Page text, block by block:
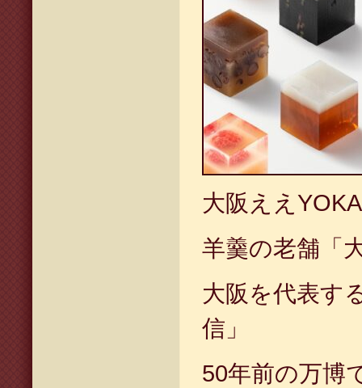
大阪ええ
羊羹の老舗「
大阪を代表す
信」
50年前の万博